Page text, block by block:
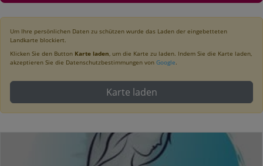
Um Ihre persönlichen Daten zu schützen wurde das Laden der eingebetteten
Landkarte blockiert.
Klicken Sie den Button Karte laden, um die Karte zu laden. Indem Sie die Karte laden,
akzeptieren Sie die Datenschutzbestimmungen von Google.
Karte laden